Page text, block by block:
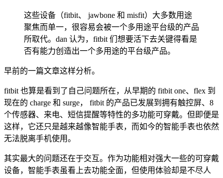
这些设备（fitbit、 jawbone 和 misfit）大多数用途
聚焦而单一，很容易会被一个多用途平台级的产品
所取代。dan 认为，fitbit 们想要活下去关键得看是
否有能力创造出一个多用途的平台级产品。
早前的一篇文章这样分析。
fitbit 也算是看到了自己问题所在，从早期的 fitbit one、flex 到
现在的 charge 和 surge， fitbit 的产品已发展到拥有触控屏、8
个传感器、来电、短信提醒等特性的多功能可穿戴。但即便是
这样，它还只是越来越像智能手表，而如今的智能手表也依然
无法脱离手机使用。
其实最大的问题还在于交互。作为功能相对强大一些的可穿戴
设备，智能手表虽看上去功能全面，但使用体验却是不尽人